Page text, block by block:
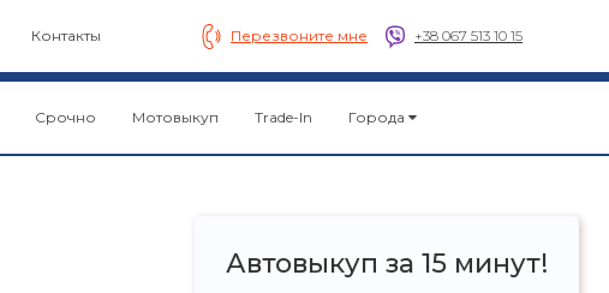
Перезвоните мне +38 067 513 10 15
Контакты
Срочно Мотовыкуп Trade-In Города
Автовыкуп за 15 минут!